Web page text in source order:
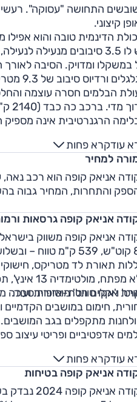
התחושה "עסוקה". רעשי
קיצוני.
הדינמית טובה והוא
ויש לו 3.5 סיבובים מנעילה
במשקלו ומדויק. הסיבה לאורך
ורדיוס סיבוב של 9.3 מטרים; נתון מעולה בכל הקשר.
הבלמים חסרה עוצמה
הרגנרטיבית אינה מספיק
עודקרא פחות
למחיר
אניאק קופה הוא רכב נאה,
והתחרות, המחיר גבוה
אניאק קופה גרסאות
82 קוט"ש, 539 ק"מ
ללא מפתח,
אקלים תלת-אזורית ועוד.
ו'אקו סוויט' מוסיפות
חימום במושבים הקדמיים
מתקפלים בגב המושבים.
אדפטיביים ופריטי עיצוב
עודקרא פחות
אניאק קופה בטיחות